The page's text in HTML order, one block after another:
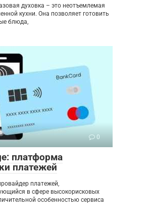
духовка – это неотъемлемая
кухни. Она позволяет готовить
блюда,
0
платформа
платежей
платежей,
в сфере высокорисковых
особенностью сервиса